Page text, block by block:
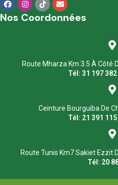
Nos Coordonnées
Route Mharza Km 3.5 À Côté
Tél: 31 197
Ceinture Bourguiba De
Tél: 21 391
Route Tunis Km7 Sakiet Ezzit
Tél: 20